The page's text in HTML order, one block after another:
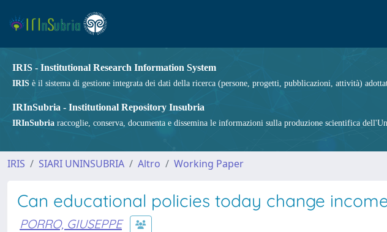
IRIS - Institutional Research Information System
IRIS è il sistema di gestione integrata dei dati della ricerca (persone, progetti, pubblicazioni, attività)
IRInSubria - Institutional Repository Insubria
IRInSubria raccoglie, conserva, documenta e dissemina le informazioni sulla produzione scientifica
IRIS SIARI UNINSUBRIA Altro Working Paper
Can educational policies today change
PORRO, GIUSEPPE